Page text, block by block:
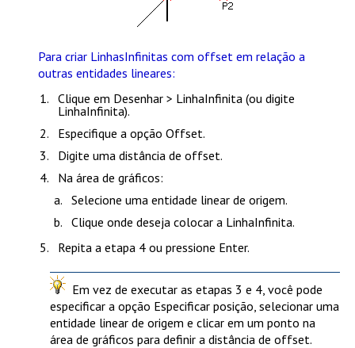
Para criar LinhasInfinitas com offset em relação a
outras entidades lineares:
Clique em Desenhar > LinhaInfinita (ou digite
LinhaInfinita).
Especifique a opçãoOffset.
Digite uma distância de offset.
Na área de gráficos:
Selecione uma entidade linear de origem.
Clique onde deseja colocar a LinhaInfinita.
Repita a etapa 4 ou pressione Enter.
Em vez de executar as etapas 3 e 4, você pode
especificar a opção Especificar posição , selecionar uma
entidade linear de origem e clicar em um ponto na
área de gráficos para definir a distância de offset.